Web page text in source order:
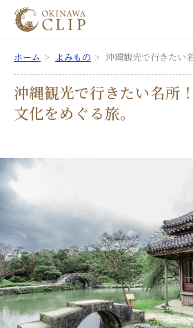
ホーム よみもの 沖縄観光で行きたい
沖縄観光で行きたい名所
文化をめぐる旅。